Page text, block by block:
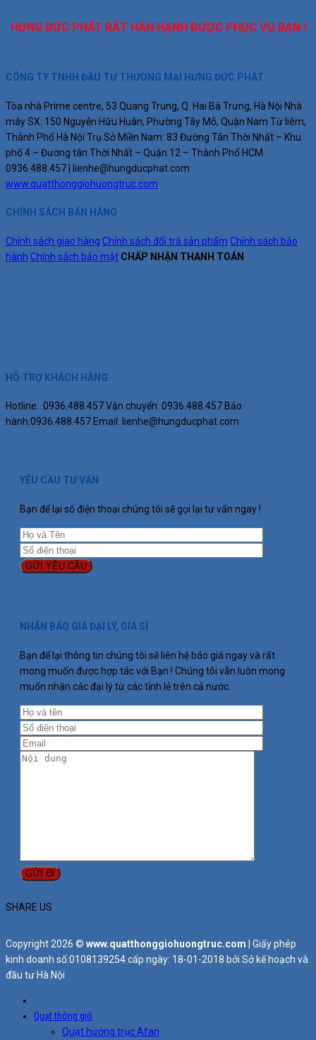
HƯNG ĐỨC PHÁT RẤT HÂN HẠNH ĐƯỢC PHỤC VỤ BẠN !
CÔNG TY TNHH ĐẦU TƯ THƯƠNG MẠI HƯNG ĐỨC PHÁT
Tòa nhà Prime centre, 53 Quang Trung, Q. Hai Bà Trưng, Hà Nội Nhà
máy SX: 150 Nguyễn Hữu Huân, Phường Tây Mỗ, Quận Nam Từ liêm,
Thành Phố Hà Nội Trụ Sở Miền Nam: 83 Đường Tân Thời Nhất – Khu
phố 4 – Đường tân Thời Nhất – Quận 12 – Thành Phố HCM
0936.488.457 |
lienhe@hungducphat.com
www.quatthonggiohuongtruc.com
CHÍNH SÁCH BÁN HÀNG
Chính sách giao hàng Chính sách đổi trả sản phẩm Chính sách bảo
hành Chính sách bảo mật CHẤP NHẬN THANH TOÁN
HỖ TRỢ KHÁCH HÀNG
Hotline: 0936.488.457Vận chuyển: 0936.488.457 Bảo
hành:0936.488.457 Email: lienhe@hungducphat.com
YÊU CẦU TƯ VẤN
Bạn để lại số điện thoại chúng tôi sẽ gọi lại tư vấn ngay !
NHẬN BÁO GIÁ ĐẠI LÝ, GIÁ SỈ
Bạn để lại thông tin chúng tôi sẽ liên hệ báo giá ngay và rất
mong muốn được hợp tác với Bạn ! Chúng tôi vẫn luôn mong
muốn nhận các đại lý từ các tỉnh lẻ trên cả nước.
SHARE US
Copyright 2026 © www.quatthonggiohuongtruc.com | Giấy phép
kinh doanh số:0108139254 cấp ngày: 18-01-2018 bởi Sở kế hoạch và
đầu tư Hà Nội
Quạt thông gió
Quạt hướng trục Afan